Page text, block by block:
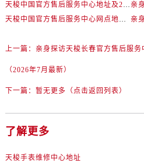
天梭中国官方售后服务中心地址及24小时服务电话实地考察报告+多信源验证（2026年7月最新）
天梭中国官方售后服务中心网点地址和联系电话实地考察报告+多信源验证（2026年7月最新）
上一篇： 亲身探访天梭长春官方售后服
（2026年7月最新）
下一篇： 暂无更多（点击返回列表）
了解更多
天梭手表维修中心地址